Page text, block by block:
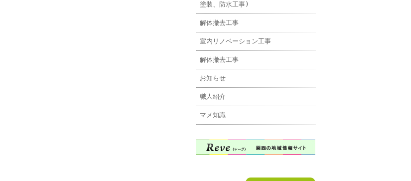
塗装、防水工事)
解体撤去工事
室内リノベーション工事
解体撤去工事
お知らせ
職人紹介
マメ知識